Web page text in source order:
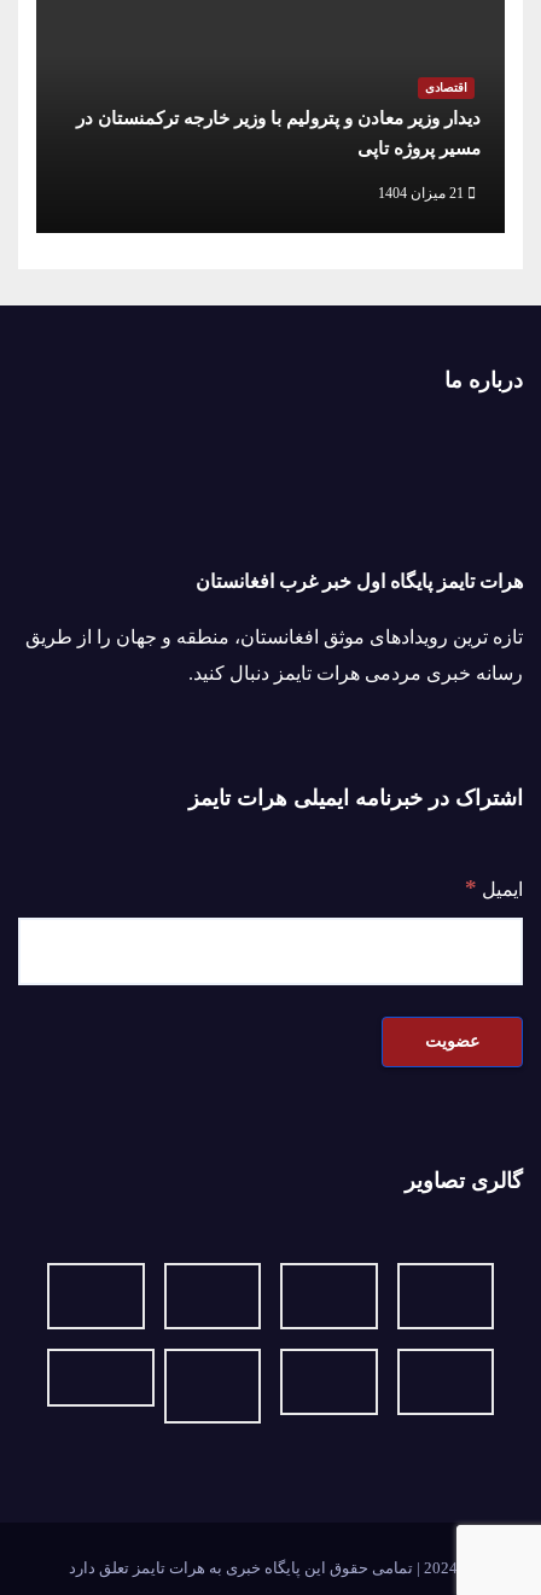
اقتصادی
دیدار وزیر معادن و پترولیم با وزیر خارجه ترکمنستان در
مسیر پروژه تاپی
21 میزان 1404
درباره ما
هرات تایمز پایگاه اول خبر غرب افغانستان
تازه ترین رویدادهای موثق افغانستان، منطقه و جهان را از طریق
رسانه خبری مردمی هرات تایمز دنبال کنید.
اشتراک در خبرنامه ایمیلی هرات تایمز
ایمیل *
گالری تصاویر
2024Ⓒ | تمامی حقوق این پایگاه خبری به هرات تایمز تعلق دارد